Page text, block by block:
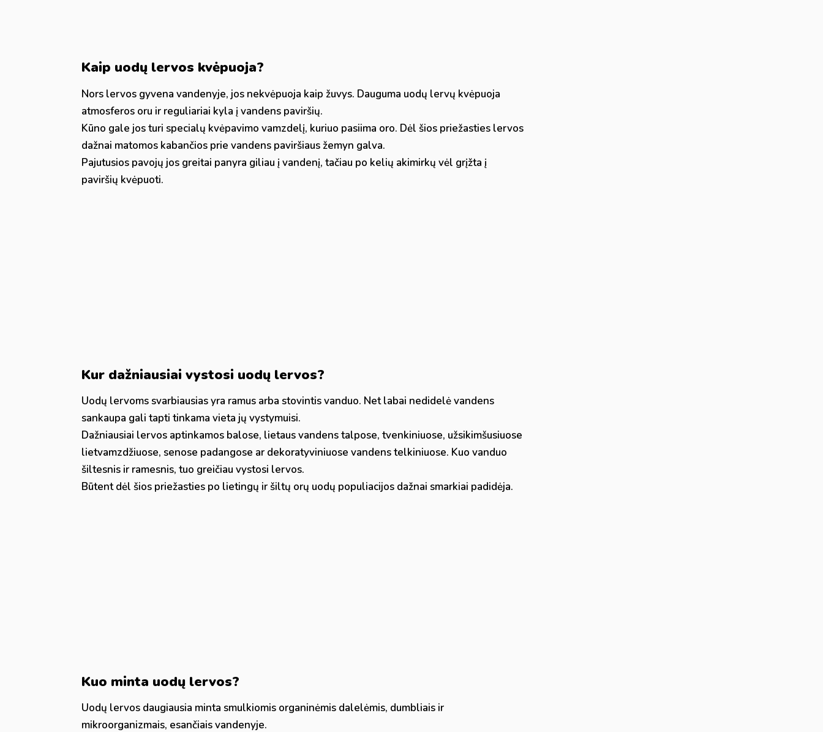
Kaip uodų lervos kvėpuoja?
Nors lervos gyvena vandenyje, jos nekvėpuoja kaip žuvys. Dauguma uodų lervų kvėpuoja
atmosferos oru ir reguliariai kyla į vandens paviršių.
Kūno gale jos turi specialų kvėpavimo vamzdelį, kuriuo pasiima oro. Dėl šios priežasties lervos
dažnai matomos kabančios prie vandens paviršiaus žemyn galva.
Pajutusios pavojų jos greitai panyra giliau į vandenį, tačiau po kelių akimirkų vėl grįžta į
paviršių kvėpuoti.
Kur dažniausiai vystosi uodų lervos?
Uodų lervoms svarbiausias yra ramus arba stovintis vanduo. Net labai nedidelė vandens
sankaupa gali tapti tinkama vieta jų vystymuisi.
Dažniausiai lervos aptinkamos balose, lietaus vandens talpose, tvenkiniuose, užsikimšusiuose
lietvamzdžiuose, senose padangose ar dekoratyviniuose vandens telkiniuose. Kuo vanduo
šiltesnis ir ramesnis, tuo greičiau vystosi lervos.
Būtent dėl šios priežasties po lietingų ir šiltų orų uodų populiacijos dažnai smarkiai padidėja.
Kuo minta uodų lervos?
Uodų lervos daugiausia minta smulkiomis organinėmis dalelėmis, dumbliais ir
mikroorganizmais, esančiais vandenyje.